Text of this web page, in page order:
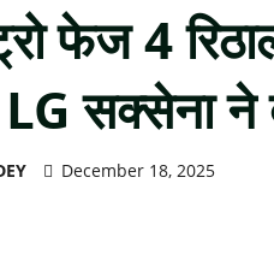
फेज 4
LG सक्सेना
December 18, 2025